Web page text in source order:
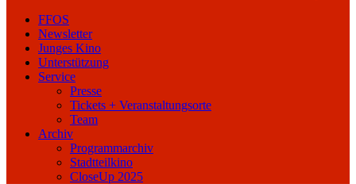
FFOS
Newsletter
Junges Kino
Unterstützung
Service
Presse
Tickets + Veranstaltungsorte
Team
Archiv
Programmarchiv
Stadtteilkino
CloseUp 2025